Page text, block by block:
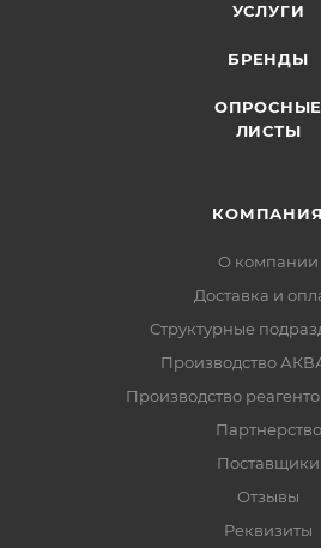
УСЛУГИ
БРЕНДЫ
ОПРОСНЫЕ
ЛИСТЫ
КОМПАНИЯ
О компании
Доставка и
Структурные
Производство
Производство
Партнерство
Поставщики
Отзывы
Реквизиты